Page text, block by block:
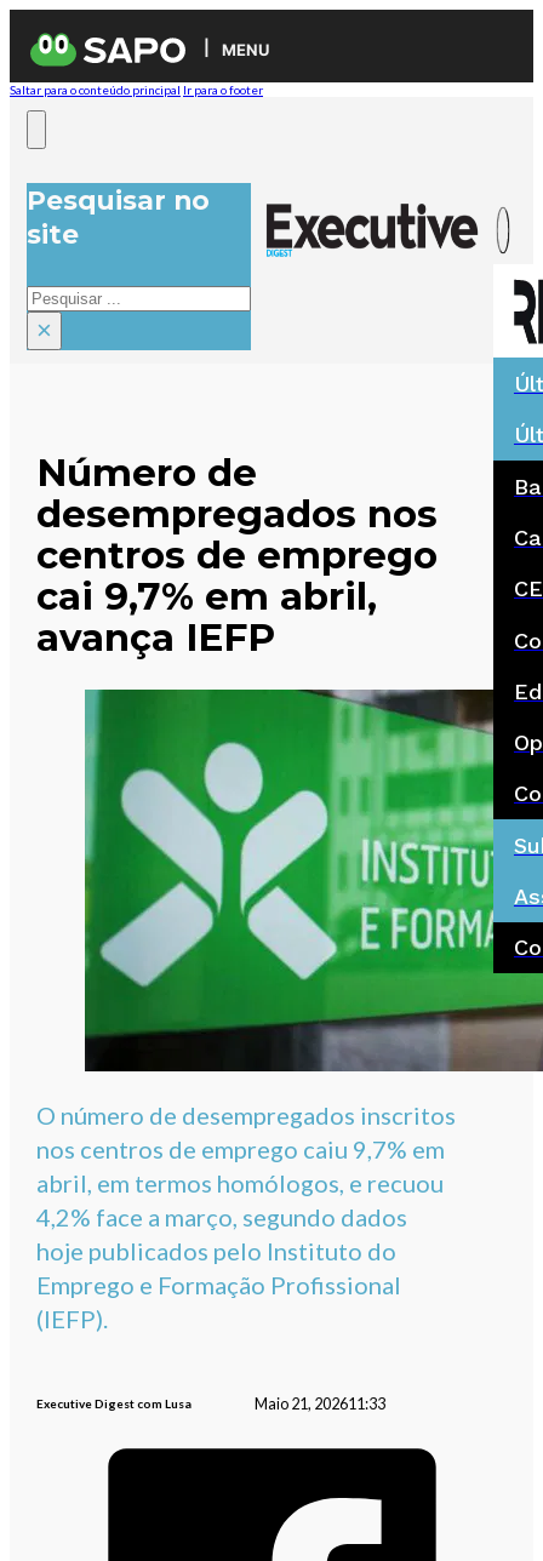
MENU
Saltar para o conteúdo principal Ir para o footer
Pesquisar no
site
Pesquisar
×
Número de
desempregados nos
centros de emprego
cai 9,7% em abril,
avança IEFP
O número de desempregados inscritos
nos centros de emprego caiu 9,7% em
abril, em termos homólogos, e recuou
4,2% face a março, segundo dados
hoje publicados pelo Instituto do
Emprego e Formação Profissional
(IEFP).
Executive Digest com Lusa Maio 21, 202611:33